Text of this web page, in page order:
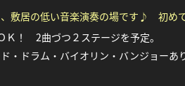
敷居の低い音楽演奏の場です♪ 初め
Ｋ！ 2曲づつ２ステージを予定。
・ドラム・バイオリン・バンジョーあ